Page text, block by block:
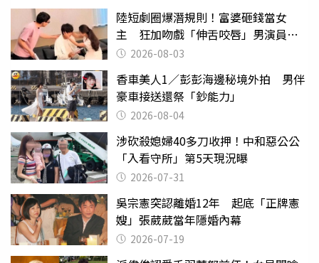
陸短劇圈爆潛規則！富婆砸錢當女
主 狂加吻戲「伸舌咬唇」男演員崩
潰 2026-08-03
香車美人1／彭彭海邊秘境外拍 男伴
豪車接送還祭「鈔能力」
2026-08-04
涉砍殺媳婦40多刀收押！中和惡公公
「入看守所」第5天現況曝
2026-07-31
吳宗憲突認離婚12年 起底「正牌憲
嫂」張葳葳當年隱婚內幕
2026-07-19